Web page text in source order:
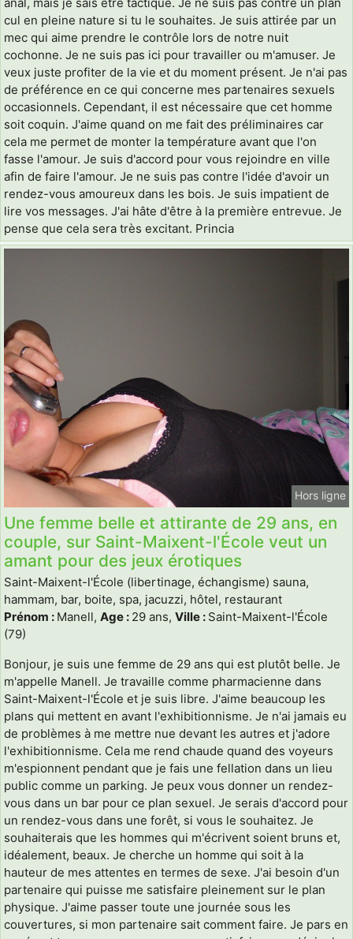
cul en pleine nature si tu le souhaites. Je suis attirée par un
mec qui aime prendre le contrôle lors de notre nuit
cochonne. Je ne suis pas ici pour travailler ou m'amuser. Je
veux juste profiter de la vie et du moment présent. Je n'ai pas
de préférence en ce qui concerne mes partenaires sexuels
occasionnels. Cependant, il est nécessaire que cet homme
soit coquin. J'aime quand on me fait des préliminaires car
cela me permet de monter la température avant que l'on
fasse l'amour. Je suis d'accord pour vous rejoindre en ville
afin de faire l'amour. Je ne suis pas contre l'idée d'avoir un
rendez-vous amoureux dans les bois. Je suis impatient de
lire vos messages. J'ai hâte d'être à la première entrevue. Je
pense que cela sera très excitant. Princia
Hors ligne
Une femme belle et attirante de 29 ans, en
couple, sur Saint-Maixent-l'École veut un
amant pour des jeux érotiques
Saint-Maixent-l'École (libertinage, échangisme) sauna,
hammam, bar, boite, spa, jacuzzi, hôtel, restaurant
Prénom : Manell, Age : 29 ans, Ville : Saint-Maixent-l'École
(79)
Bonjour, je suis une femme de 29 ans qui est plutôt belle. Je
m'appelle Manell. Je travaille comme pharmacienne dans
Saint-Maixent-l'École et je suis libre. J'aime beaucoup les
plans qui mettent en avant l'exhibitionnisme. Je n'ai jamais eu
de problèmes à me mettre nue devant les autres et j'adore
l'exhibitionnisme. Cela me rend chaude quand des voyeurs
m'espionnent pendant que je fais une fellation dans un lieu
public comme un parking. Je peux vous donner un rendez-
vous dans un bar pour ce plan sexuel. Je serais d'accord pour
un rendez-vous dans une forêt, si vous le souhaitez. Je
souhaiterais que les hommes qui m'écrivent soient bruns et,
idéalement, beaux. Je cherche un homme qui soit à la
hauteur de mes attentes en termes de sexe. J'ai besoin d'un
partenaire qui puisse me satisfaire pleinement sur le plan
physique. J'aime passer toute une journée sous les
couvertures, si mon partenaire sait comment faire. Je pars en